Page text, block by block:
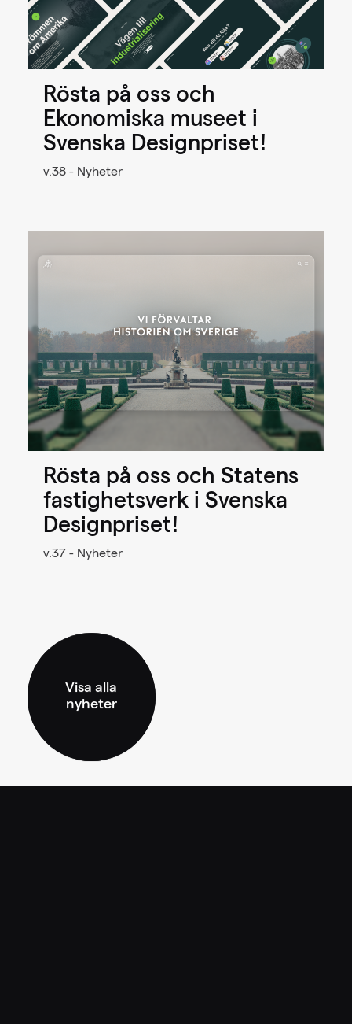
Rösta på oss och
Ekonomiska museet i
Svenska Designpriset!
v.38 - Nyheter
Rösta på oss och Statens
fastighetsverk i Svenska
Designpriset!
v.37 - Nyheter
Visa alla
nyheter